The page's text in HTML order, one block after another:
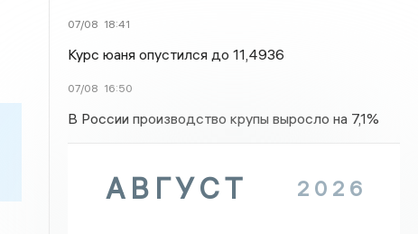
07/08 18:41
Курс юаня опустился до 11,4936
07/08 16:50
В России производство крупы выросло на 7,1%
АВГУСТ 2026